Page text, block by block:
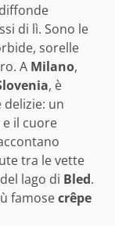
di lì. Sono le
sorelle
A Milano,
, è
un
il cuore
tra le vette
lago di Bled.
famosecrêpe